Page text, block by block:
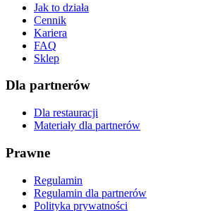
Jak to działa
Cennik
Kariera
FAQ
Sklep
Dla partnerów
Dla restauracji
Materiały dla partnerów
Prawne
Regulamin
Regulamin dla partnerów
Polityka prywatności